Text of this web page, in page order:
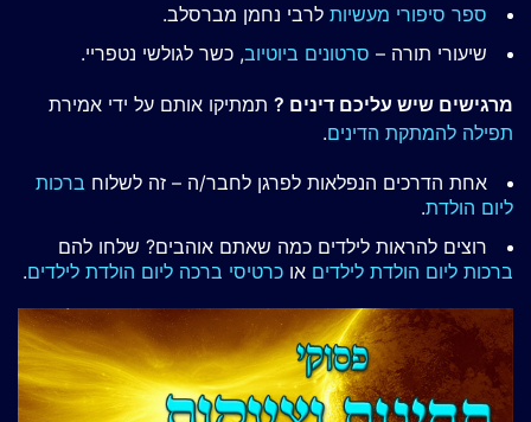
ספר סיפורי מעשיות לרבי נחמן מברסלב.
שיעורי תורה – סרטונים ביוטיוב, כשר לגולשי נטפריי.
מרגישים שיש עליכם דינים ? תמתיקו אותם על ידי אמירת
תפילה להמתקת הדינים.
אחת הדרכים הנפלאות לפרגן לחבר/ה – זה לשלוח ברכות
ליום הולדת.
רוצים להראות לילדים כמה שאתם אוהבים? שלחו להם
ברכות ליום הולדת לילדים או כרטיסי ברכה ליום הולדת לילדים.